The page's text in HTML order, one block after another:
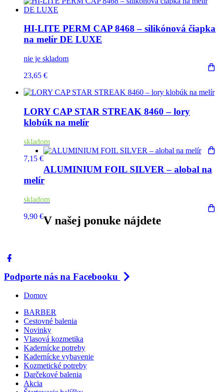
HI-LITE PERM CAP 8468 – silikónová čiapka
na melír DE LUXE
nie je skladom
23,65 €
LORY CAP STAR STREAK 8460 – lory
klobúk na melír
skladom
7,15 €
ALUMINIUM FOIL SILVER – alobal na
melír
skladom
9,90 €V našej ponuke nájdete
Podporte nás na Facebooku
Domov
BARBER
Cestovné balenia
Novinky
Vlasová kozmetika
Kadernícke potreby
Kadernícke vybavenie
Kozmetické potreby
Darčekové balenia
Akcia